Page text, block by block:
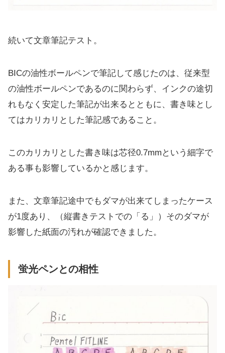
続いて文章筆記テスト。
BICの油性ボールペンで筆記して感じたのは、従来型
の油性ボールペンであるのに関わらず、インクの途切
れもなく安定した筆記が出来るとともに、書き味とし
てはカリカリとした筆記感であること。
このカリカリとした書き味は芯径0.7mmという細字で
ある事も影響しているかと感じます。
また、文章筆記途中でもダマが出来てしまったケース
が1度あり、（縦書きテストでの「る」）そのダマが
影響した紙面の汚れが確認できました。
蛍光ペンとの相性